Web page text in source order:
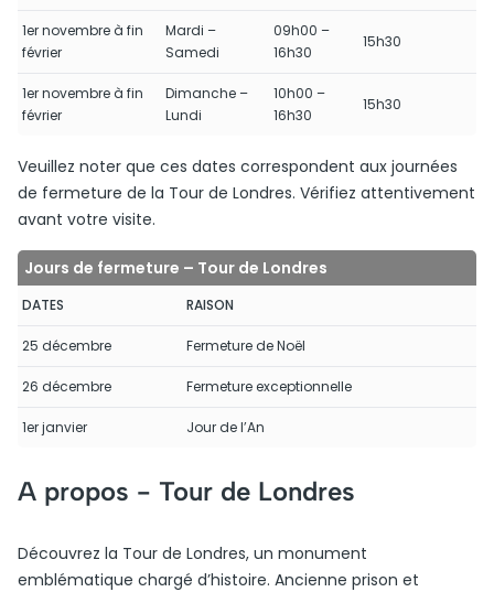
1er novembre à fin
février
Mardi –
Samedi
09h00 –
16h30
15h30
1er novembre à fin
février
Dimanche –
Lundi
10h00 –
16h30
15h30
Veuillez noter que ces dates correspondent aux journées
de fermeture de la Tour de Londres. Vérifiez attentivement
avant votre visite.
Jours de fermeture – Tour de Londres
DATES RAISON
25 décembre Fermeture de Noël
26 décembre Fermeture exceptionnelle
1er janvier Jour de l’An
A propos - Tour de Londres
Découvrez la Tour de Londres, un monument
emblématique chargé d’histoire. Ancienne prison et